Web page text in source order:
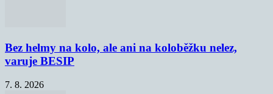
Bez helmy na kolo, ale ani na koloběžku nelez,
varuje BESIP
7. 8. 2026